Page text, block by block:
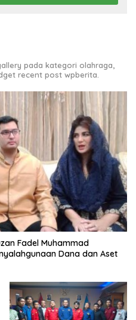
pada kategori olahraga,
recent post wpberita.
Fadel Muhammad
Dana dan Aset